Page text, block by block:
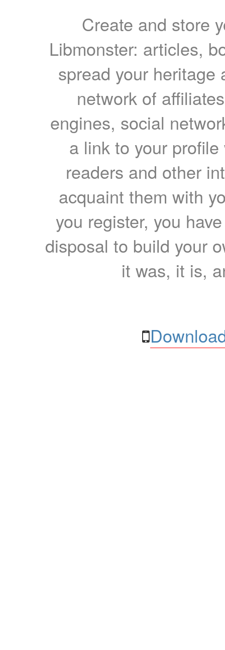
Create and store
Libmonster: articles,
spread your heritage
network of
engines, social
a link to your
readers and other
acquaint them with
you register, you
disposal to build your
it was, it is,